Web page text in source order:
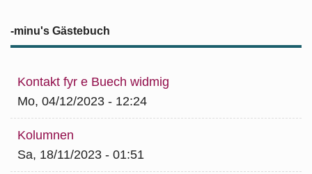
-minu's Gästebuch
Kontakt fyr e Buech widmig
Mo, 04/12/2023 - 12:24
Kolumnen
Sa, 18/11/2023 - 01:51